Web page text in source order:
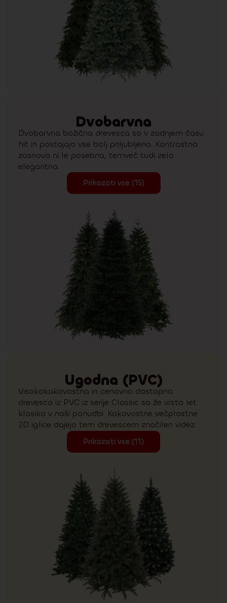
Dvobarvna
Dvobarvna božična drevesca so v zadnjem času
hit in postajajo vse bolj priljubljena. Kontrastna
zasnova ni le posebna, temveč tudi zelo
elegantna.
Prikazati vse (15)
Ugodna (PVC)
Visokokakovostna in cenovno dostopna
drevesca iz PVC iz serije Classic so že vrsto let
klasika v naši ponudbi. Kakovostne večplastne
2D iglice dajejo tem drevescem značilen videz.
Prikazati vse (11)